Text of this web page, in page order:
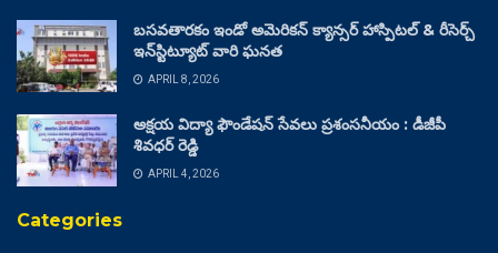
బసవతారకం ఇండో అమెరికన్ క్యాన్సర్ హాస్పిటల్ & రీసెర్చ్
ఇన్‌స్టిట్యూట్ వారి ఘనత
APRIL 8, 2026
అక్షయ విద్యా ఫౌండేషన్ సేవలు ప్రశంసనీయం : డీజీపీ
శివధర్ రెడ్డి
APRIL 4, 2026
Categories